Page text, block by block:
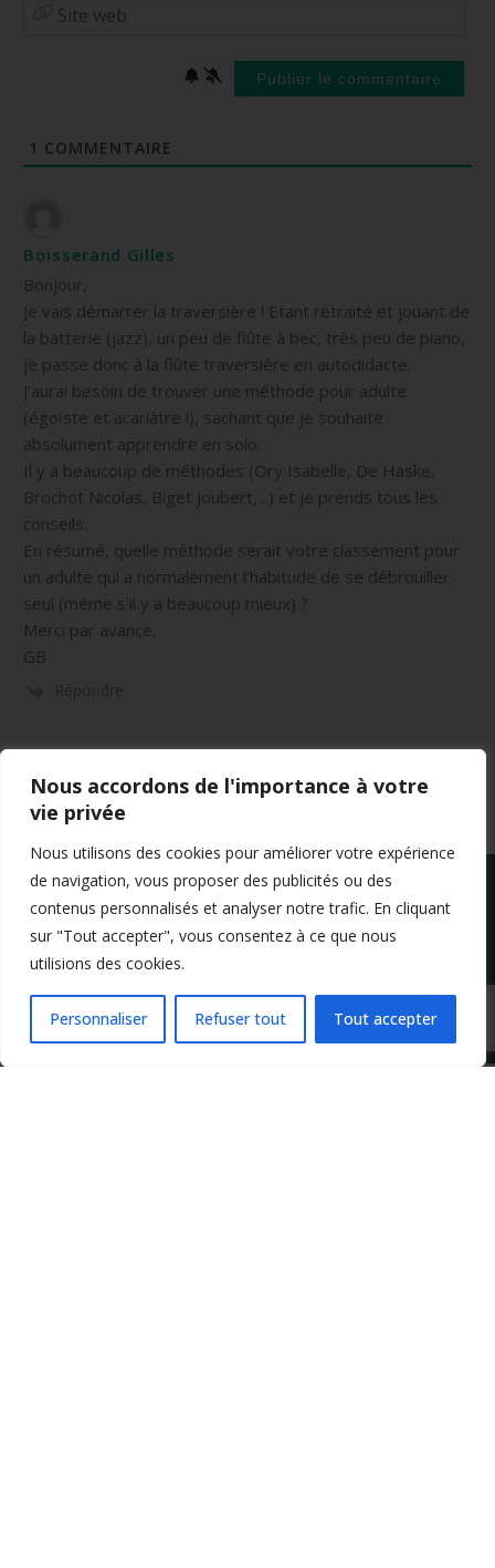
Nous accordons de l'importance à votre
vie privée
Nous utilisons des cookies pour améliorer votre expérience
de navigation, vous proposer des publicités ou des
contenus personnalisés et analyser notre trafic. En cliquant
sur "Tout accepter", vous consentez à ce que nous
utilisions des cookies.
Personnaliser Refuser tout Tout accepter
1 COMMENTAIRE
Boisserand Gilles
Bonjour,
Je vais démarrer la traversière ! Etant retraité et jouant de
la batterie (jazz), un peu de flûte à bec, très peu de piano,
je passe donc à la flûte traversière en autodidacte.
J’aurai besoin de trouver une méthode pour adulte
(égoïste et acariâtre !), sachant que je souhaite
absolument apprendre en solo.
Il y a beaucoup de méthodes (Ory Isabelle, De Haske,
Brochot Nicolas, Biget Joubert, ..) et je prends tous les
conseils.
En résumé, quelle méthode serait votre classement pour
un adulte qui a normalement l’habitude de se débrouiller
seul (même s’il y a beaucoup mieux) ?
Merci par avance.
GB
Mentions légales
Copyright 2024 Apprendre-la-flute-traversiere.comDesign by Agenz